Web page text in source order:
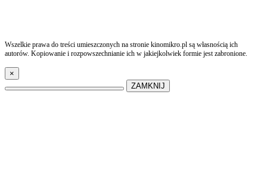
Wszelkie prawa do treści umieszczonych na stronie kinomikro.pl są własnością ich
autorów. Kopiowanie i rozpowszechnianie ich w jakiejkolwiek formie jest zabronione.
×
ZAMKNIJ